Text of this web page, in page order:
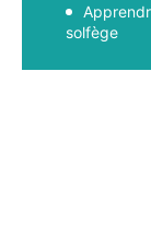
solfège